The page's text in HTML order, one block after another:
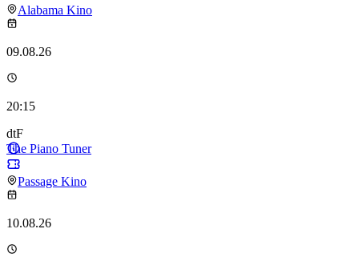
Alabama Kino
09.08.26
20:15
dtF
The Piano Tuner
Passage Kino
10.08.26